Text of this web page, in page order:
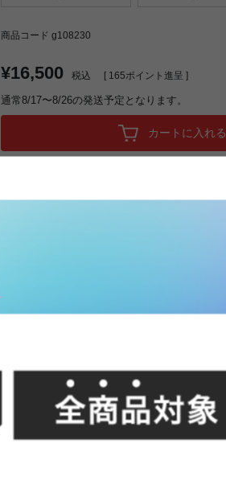
商品コード g108230
¥16,500 税込 [ 165ポイント進呈 ]
通常8/17〜8/26の発送予定となります。
カートに入れる